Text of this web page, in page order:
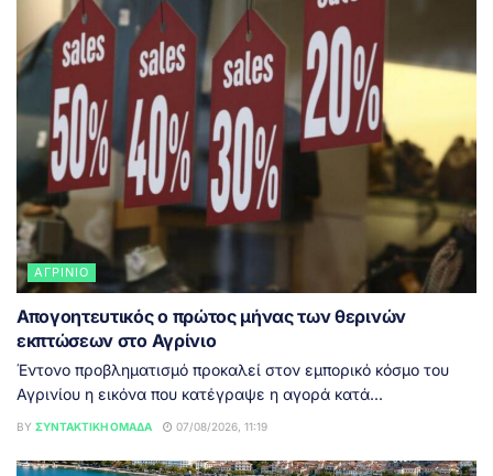
ΑΓΡΊΝΙΟ
Απογοητευτικός ο πρώτος μήνας των θερινών
εκπτώσεων στο Αγρίνιο
Έντονο προβληματισμό προκαλεί στον εμπορικό κόσμο του
Αγρινίου η εικόνα που κατέγραψε η αγορά κατά...
BY ΣΥΝΤΑΚΤΙΚΉ ΟΜΆΔΑ 07/08/2026, 11:19